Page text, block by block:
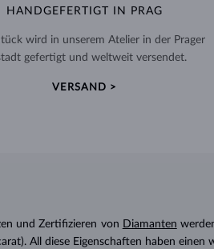
HANDGEFERTIGT IN PRAG
wird in unserem Atelier in der Prager
gefertigt und weltweit versendet.
VERSAND >
und Zertifizieren von Diamanten
All diese Eigenschaften haben einen